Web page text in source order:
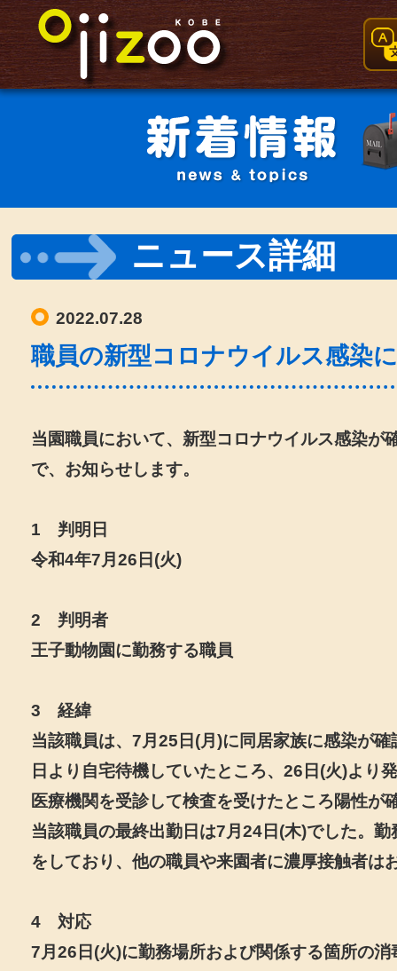
ニュース詳細
2022.07.28
職員の新型コロナウイルス感染
当園職員において、新型コロナウイルス感染が
で、お知らせします。
1 判明日
令和4年7月26日(火)
2 判明者
王子動物園に勤務する職員
3 経緯
当該職員は、7月25日(月)に同居家族に感染が確
日より自宅待機していたところ、26日(火)より
医療機関を受診して検査を受けたところ陽性が
当該職員の最終出勤日は7月24日(木)でした。勤
をしており、他の職員や来園者に濃厚接触者は
4 対応
7月26日(火)に勤務場所および関係する箇所の消